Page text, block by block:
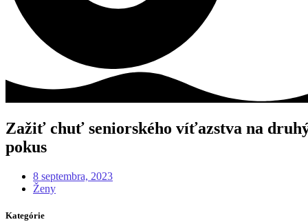
Zažiť chuť seniorského víťazstva na
pokus
8 septembra, 2023
Ženy
Kategórie